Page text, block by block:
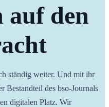
auf den
ständig weiter. Und mit ihr
Bestandteil des bso-Journals
digitalen Platz. Wir